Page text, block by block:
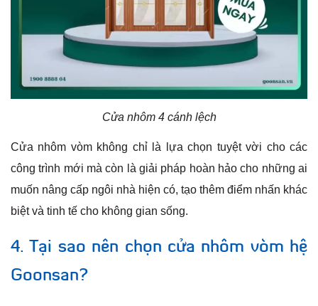
Cửa nhôm 4 cánh lệch
Cửa nhôm vòm không chỉ là lựa chọn tuyệt vời cho các
công trình mới mà còn là giải pháp hoàn hảo cho những ai
muốn nâng cấp ngôi nhà hiện có, tạo thêm điểm nhấn khác
biệt và tinh tế cho không gian sống.
4. Tại sao nên chọn cửa nhôm vòm hệ
Goonsan?